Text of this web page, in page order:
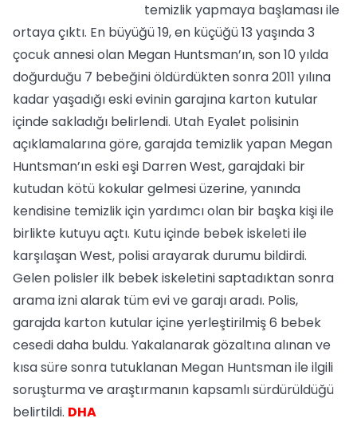
temizlik yapmaya başlaması ile
ortaya çıktı. En büyüğü 19, en küçüğü 13 yaşında 3
çocuk annesi olan Megan Huntsman’ın, son 10 yılda
doğurduğu 7 bebeğini öldürdükten sonra 2011 yılına
kadar yaşadığı eski evinin garajına karton kutular
içinde sakladığı belirlendi. Utah Eyalet polisinin
açıklamalarına göre, garajda temizlik yapan Megan
Huntsman’ın eski eşi Darren West, garajdaki bir
kutudan kötü kokular gelmesi üzerine, yanında
kendisine temizlik için yardımcı olan bir başka kişi ile
birlikte kutuyu açtı. Kutu içinde bebek iskeleti ile
karşılaşan West, polisi arayarak durumu bildirdi.
Gelen polisler ilk bebek iskeletini saptadıktan sonra
arama izni alarak tüm evi ve garajı aradı. Polis,
garajda karton kutular içine yerleştirilmiş 6 bebek
cesedi daha buldu. Yakalanarak gözaltına alınan ve
kısa süre sonra tutuklanan Megan Huntsman ile ilgili
soruşturma ve araştırmanın kapsamlı sürdürüldüğü
belirtildi. DHA